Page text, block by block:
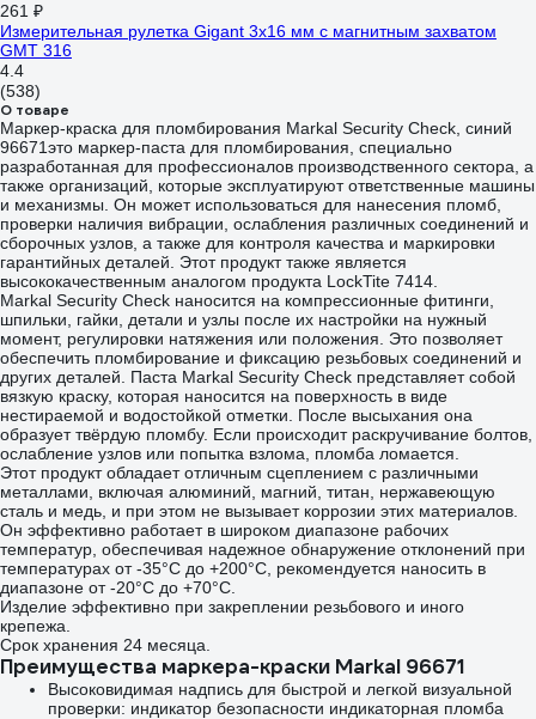
261 ₽
Измерительная рулетка Gigant 3x16 мм с магнитным захватом
GMT 316
4.4
(538)
О товаре
Маркер-краска для пломбирования Markal Security Check, синий
96671это маркер-паста для пломбирования, специально
разработанная для профессионалов производственного сектора, а
также организаций, которые эксплуатируют ответственные машины
и механизмы. Он может использоваться для нанесения пломб,
проверки наличия вибрации, ослабления различных соединений и
сборочных узлов, а также для контроля качества и маркировки
гарантийных деталей. Этот продукт также является
высококачественным аналогом продукта LockTite 7414.
Markal Security Check наносится на компрессионные фитинги,
шпильки, гайки, детали и узлы после их настройки на нужный
момент, регулировки натяжения или положения. Это позволяет
обеспечить пломбирование и фиксацию резьбовых соединений и
других деталей. Паста Markal Security Check представляет собой
вязкую краску, которая наносится на поверхность в виде
нестираемой и водостойкой отметки. После высыхания она
образует твёрдую пломбу. Если происходит раскручивание болтов,
ослабление узлов или попытка взлома, пломба ломается.
Этот продукт обладает отличным сцеплением с различными
металлами, включая алюминий, магний, титан, нержавеющую
сталь и медь, и при этом не вызывает коррозии этих материалов.
Он эффективно работает в широком диапазоне рабочих
температур, обеспечивая надежное обнаружение отклонений при
температурах от -35°C до +200°C, рекомендуется наносить в
диапазоне от -20°C до +70°C.
Изделие эффективно при закреплении резьбового и иного
крепежа.
Срок хранения 24 месяца.
Преимущества маркера-краски Markal 96671
Высоковидимая надпись для быстрой и легкой визуальной
проверки: индикатор безопасности индикаторная пломба